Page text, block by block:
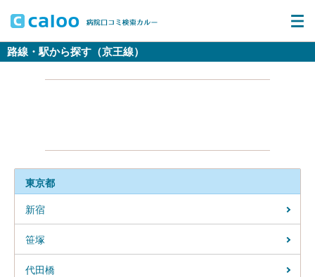
路線・駅から探す（京王線）
東京都
新宿
笹塚
代田橋